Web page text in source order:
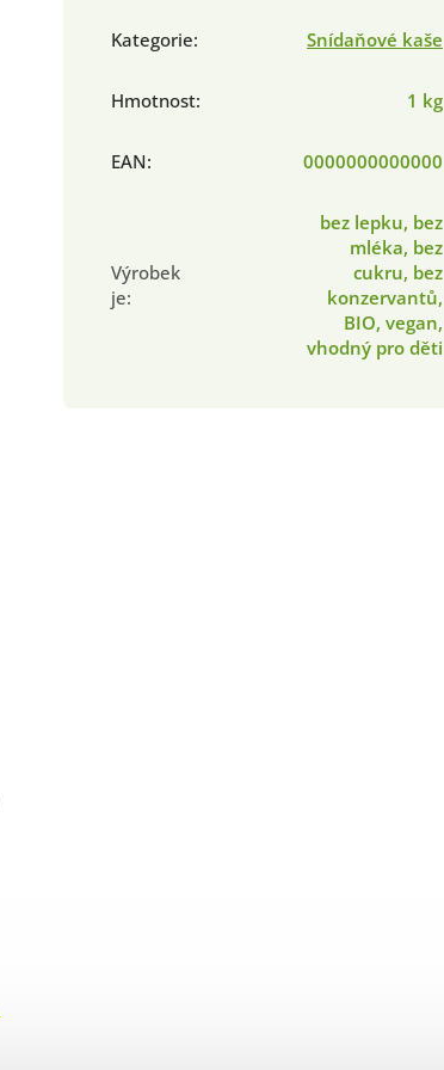
Kategorie: Snídaňové kaše
Hmotnost: 1 kg
EAN: 0000000000000
Výrobek
je:
bez lepku, bez
mléka, bez
cukru, bez
konzervantů,
BIO, vegan,
vhodný pro děti